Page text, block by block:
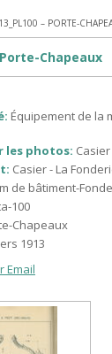
– PORTE-
Porte-Chapeaux
Équipement de la
les photos:
Casier - La
de bâtiment-
100
Chapeaux
1913
Email